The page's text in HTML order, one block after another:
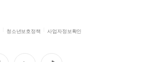
청소년보호정책 사업자정보확인